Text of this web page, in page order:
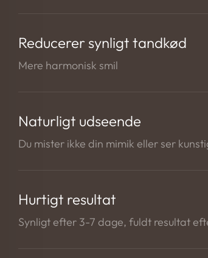
Reducerer synligt tandkød
Mere harmonisk smil
Naturligt udseende
Du mister ikke din mimik eller ser
Hurtigt resultat
Synligt efter 3-7 dage, fuldt resultat